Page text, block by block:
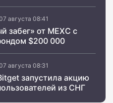
августа 08:41
забег» от MEXC с
$200 000
августа 08:31
запустила акцию
из СНГ